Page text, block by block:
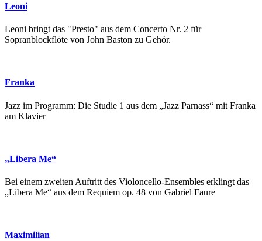
Leoni
Leoni bringt das "Presto" aus dem Concerto Nr. 2 für
Sopranblockflöte von John Baston zu Gehör.
Franka
Jazz im Programm: Die Studie 1 aus dem „Jazz Parnass“ mit Franka
am Klavier
„Libera Me“
Bei einem zweiten Auftritt des Violoncello-Ensembles erklingt das
„Libera Me“ aus dem Requiem op. 48 von Gabriel Faure
Maximilian